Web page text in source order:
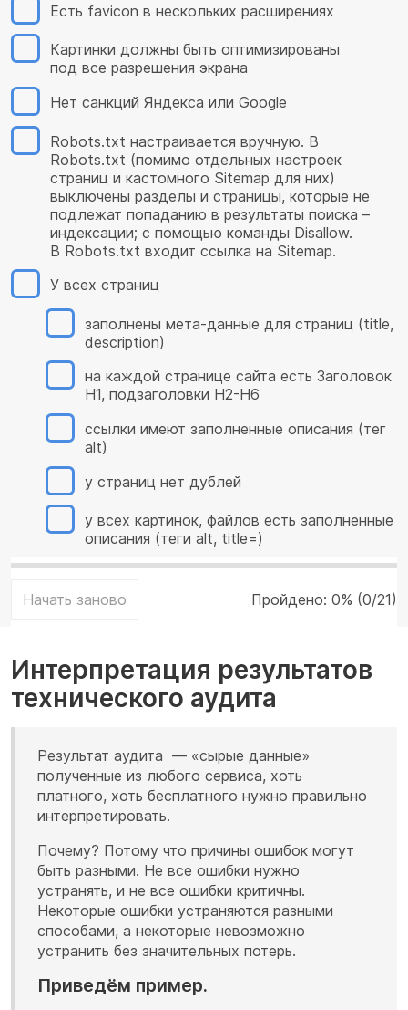
Есть favicon в нескольких расширениях
Картинки должны быть оптимизированы
под все разрешения экрана
Нет санкций Яндекса или Google
Robots.txt настраивается вручную. В
Robots.txt (помимо отдельных настроек
страниц и кастомного Sitemap для них)
выключены разделы и страницы, которые не
подлежат попаданию в результаты поиска –
индексации; с помощью команды Disallow.
В Robots.txt входит ссылка на Sitemap.
У всех страниц
заполнены мета-данные для страниц (title,
description)
на каждой странице сайта есть Заголовок
H1, подзаголовки H2-H6
ссылки имеют заполненные описания (тег
alt)
у страниц нет дублей
у всех картинок, файлов есть заполненные
описания (теги alt, title=)
Начать заново Пройдено: 0% (0/21)
Интерпретация результатов
технического аудита
Результат аудита — «сырые данные»
полученные из любого сервиса, хоть
платного, хоть бесплатного нужно правильно
интерпретировать.
Почему? Потому что причины ошибок могут
быть разными. Не все ошибки нужно
устранять, и не все ошибки критичны.
Некоторые ошибки устраняются разными
способами, а некоторые невозможно
устранить без значительных потерь.
Приведём пример.